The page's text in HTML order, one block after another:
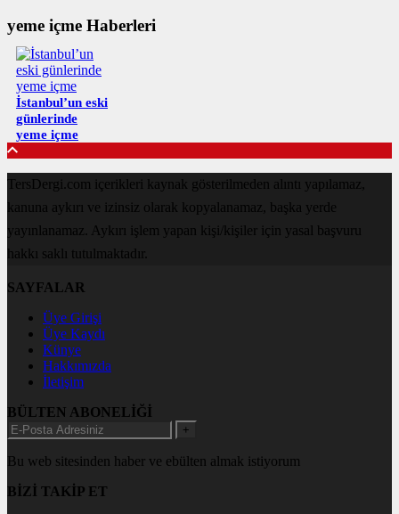
yeme içme Haberleri
İstanbul’un eski
günlerinde
yeme içme
TersDergi.com içerikleri kaynak gösterilmeden alıntı yapılamaz,
kanuna aykırı ve izinsiz olarak kopyalanamaz, başka yerde
yayınlanamaz. Aykırı işlem yapan kişi/kişiler için yasal başvuru
hakkı saklı tutulmaktadır.
SAYFALAR
Üye Girişi
Üye Kaydı
Künye
Hakkımızda
İletişim
BÜLTEN ABONELİĞİ
+
Bu web sitesinden haber ve ebülten almak istiyorum
BİZİ TAKİP ET